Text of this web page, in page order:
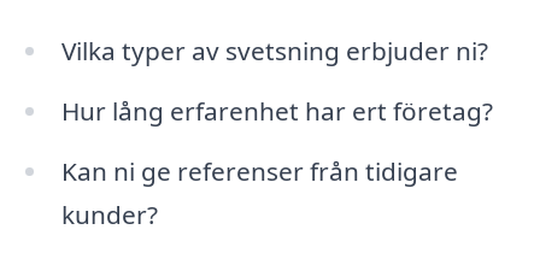
Vilka typer av svetsning erbjuder ni?
Hur lång erfarenhet har ert företag?
Kan ni ge referenser från tidigare
kunder?